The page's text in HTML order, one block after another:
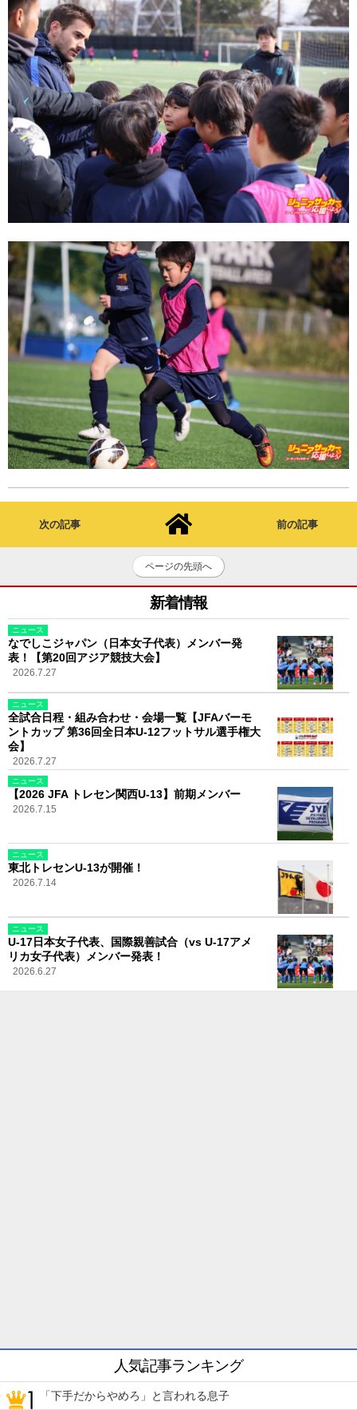
次の記事 前の記事
ページの先頭へ
新着情報
ニュース
なでしこジャパン（日本女子代表）メンバー発
表！【第20回アジア競技大会】
2026.7.27
ニュース
全試合日程・組み合わせ・会場一覧【JFAバーモ
ントカップ 第36回全日本U-12フットサル選手権大
会】
2026.7.27
ニュース
【2026 JFA トレセン関西U-13】前期メンバー
2026.7.15
ニュース
東北トレセンU-13が開催！
2026.7.14
ニュース
U-17日本女子代表、国際親善試合（vs U-17アメ
リカ女子代表）メンバー発表！
2026.6.27
人気記事ランキング
「下手だからやめろ」と言われる息子